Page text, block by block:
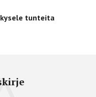
kysele tunteita